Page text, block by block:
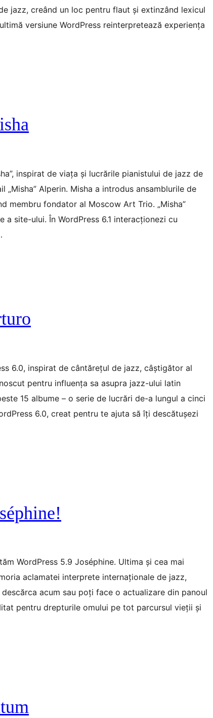
jazz, creând un loc pentru flaut și extinzând lexicul
versiune WordPress reinterpretează experiența
inspirat de viața și lucrările pianistului de jazz de
Alperin. Misha a introdus ansamblurile de
membru fondator al Moscow Art Trio. „Misha”
a site-ului. În WordPress 6.1 interacționezi cu
6.0, inspirat de cântărețul de jazz, câștigător al
pentru influența sa asupra jazz-ului latin
15 albume – o serie de lucrări de-a lungul a cinci
6.0, creat pentru te ajuta să îți descătușezi
WordPress 5.9 Joséphine. Ultima și cea mai
aclamatei interprete internaționale de jazz,
acum sau poți face o actualizare din panoul
pentru drepturile omului pe tot parcursul vieții și